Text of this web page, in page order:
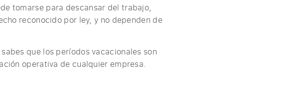
tomarse para descansar del trabajo,
reconocido por ley, y no dependen de
que los períodos vacacionales son
operativa de cualquier empresa.